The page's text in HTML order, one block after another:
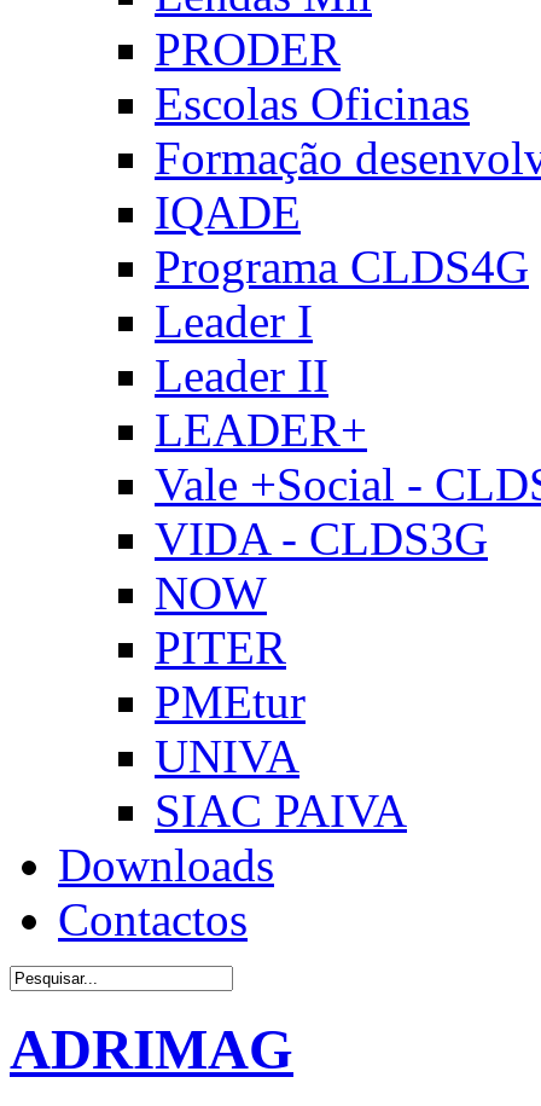
PRODER
Escolas Oficinas
Formação
IQADE
Programa CLDS4G
Leader I
Leader II
LEADER+
Vale +Social -
VIDA - CLDS3G
NOW
PITER
PMEtur
UNIVA
SIAC PAIVA
Downloads
Contactos
ADRIMAG